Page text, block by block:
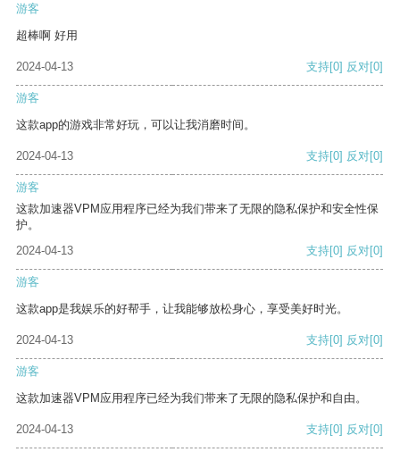
游客
超棒啊 好用
2024-04-13 支持[0] 反对[0]
游客
这款app的游戏非常好玩，可以让我消磨时间。
2024-04-13 支持[0] 反对[0]
游客
这款加速器VPM应用程序已经为我们带来了无限的隐私保护和安全性保
护。
2024-04-13
支持[0] 反对[0]
游客
这款app是我娱乐的好帮手，让我能够放松身心，享受美好时光。
2024-04-13 支持[0] 反对[0]
游客
这款加速器VPM应用程序已经为我们带来了无限的隐私保护和自由。
2024-04-13 支持[0] 反对[0]